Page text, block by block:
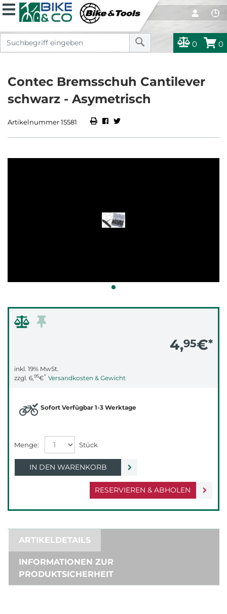
0 0
Contec Bremsschuh Cantilever
schwarz - Asymetrisch
Artikelnummer 15581
4,95€*
inkl. 19% MwSt.
zzgl. 6,95€* Versandkosten & Gewicht
RESERVIEREN & ABHOLEN
Sofort Verfügbar 1-3 Werktage
IN DEN WARENKORB
ARTIKELDETAILS
INFORMATIONEN ZUR
PRODUKTSICHERHEIT